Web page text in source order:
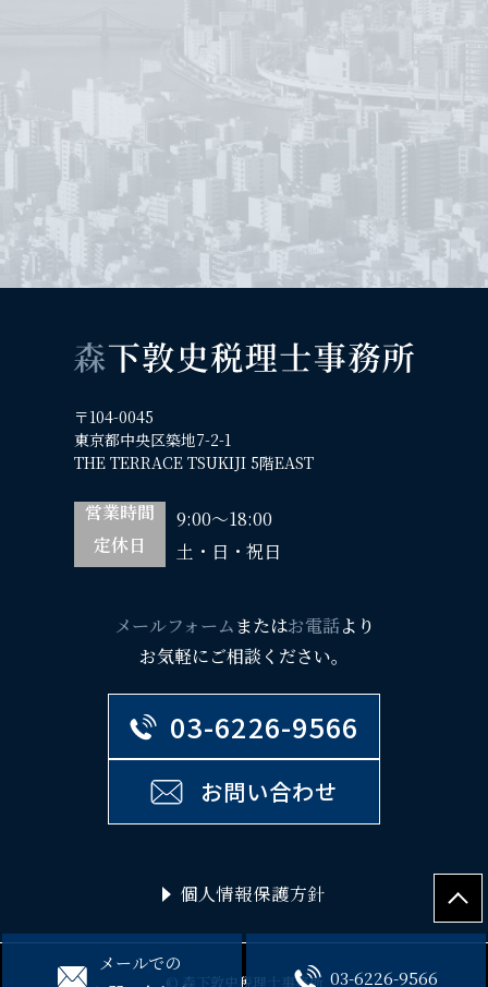
メールでの
03-6226-9566
〒104-0045
東京都中央区築地7-2-1
THE TERRACE TSUKIJI 5階EAST
営業時間
9:00～18:00
定休日
土・日・祝日
メールフォームまたはお電話より
お気軽にご相談ください。
03-6226-9566
お問い合わせ
個人情報保護方針
© 森下敦史税理士事務所